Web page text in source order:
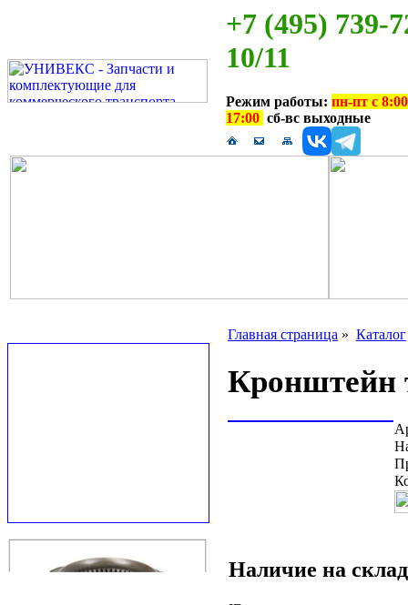
+7 (495) 739-
10/11
Режим работы: пн-пт с
17:00 сб-вс выходные
Главная страница » Каталог
Кронштейн
Наличие на